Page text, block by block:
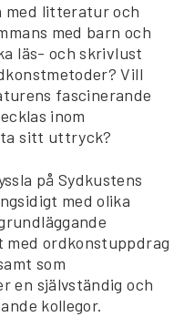
med litteratur och
med barn och
läs- och skrivlust
Vill
fascinerande
inom
sitt uttryck?
på Sydkustens
med olika
ordkonstuppdrag
som
en självständig och
kollegor.